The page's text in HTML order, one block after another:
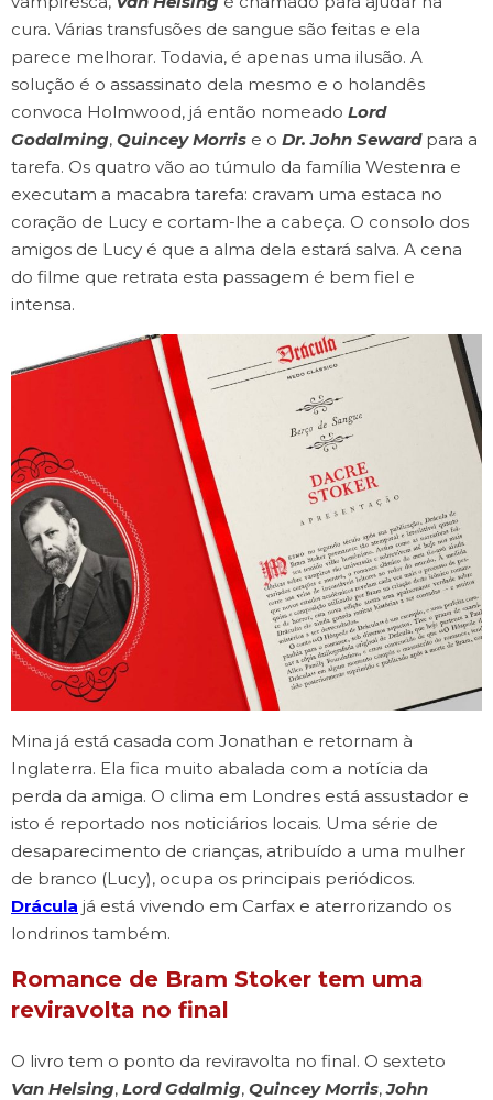
cura. Várias transfusões de sangue são feitas e ela
parece melhorar. Todavia, é apenas uma ilusão. A
solução é o assassinato dela mesmo e o holandês
convoca Holmwood, já então nomeado Lord
Godalming, Quincey Morris e o Dr. John Sewardpara a
tarefa. Os quatro vão ao túmulo da família Westenra e
executam a macabra tarefa: cravam uma estaca no
coração de Lucy e cortam-lhe a cabeça. O consolo dos
amigos de Lucy é que a alma dela estará salva. A cena
do filme que retrata esta passagem é bem fiel e
intensa.
Mina já está casada com Jonathan e retornam à
Inglaterra. Ela fica muito abalada com a notícia da
perda da amiga. O clima em Londres está assustador e
isto é reportado nos noticiários locais. Uma série de
desaparecimento de crianças, atribuído a uma mulher
de branco (Lucy), ocupa os principais periódicos.
Drácula já está vivendo em Carfax e aterrorizando os
londrinos também.
Romance de Bram Stoker tem uma
reviravolta no final
O livro tem o ponto da reviravolta no final. O sexteto
Van Helsing, Lord Gdalmig, Quincey Morris,John